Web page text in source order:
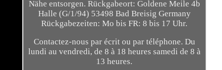
Nähe entsorgen. Rückgabeort: Goldene Meile 4b
Halle (G/1/94) 53498 Bad Breisig Germany
Rückgabezeiten: Mo bis FR: 8 bis 17 Uhr.
Contactez-nous par écrit ou par téléphone. Du
lundi au vendredi, de 8 à 18 heures samedi de 8 à
13 heures.